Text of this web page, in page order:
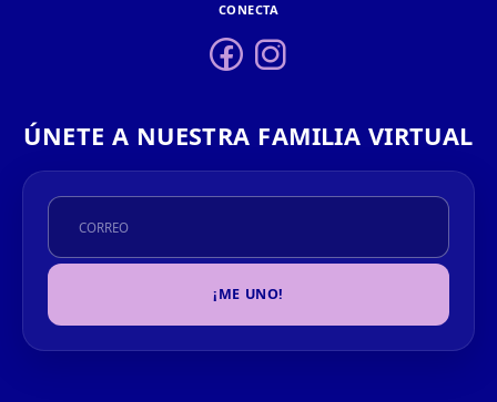
CONECTA
ÚNETE A NUESTRA FAMILIA VIRTUAL
¡ME UNO!